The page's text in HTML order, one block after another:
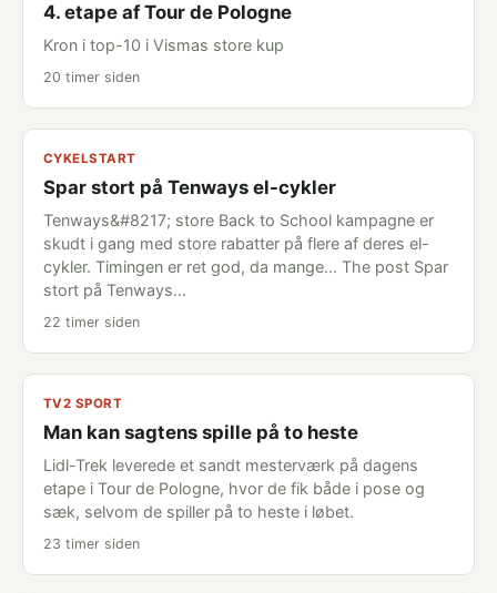
4. etape af Tour de Pologne
Kron i top-10 i Vismas store kup
20 timer siden
CYKELSTART
Spar stort på Tenways el-cykler
Tenways&#8217; store Back to School kampagne er
skudt i gang med store rabatter på flere af deres el-
cykler. Timingen er ret god, da mange... The post Spar
stort på Tenways…
22 timer siden
TV2 SPORT
Man kan sagtens spille på to heste
Lidl-Trek leverede et sandt mesterværk på dagens
etape i Tour de Pologne, hvor de fik både i pose og
sæk, selvom de spiller på to heste i løbet.
23 timer siden